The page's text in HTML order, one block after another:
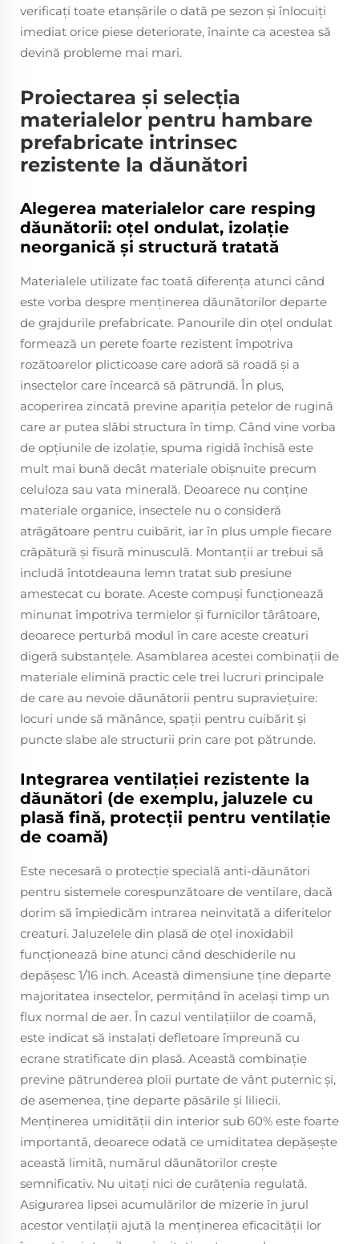
verificați toate etanșările o dată pe sezon și înlocuiți
imediat orice piese deteriorate, înainte ca acestea să
devină probleme mai mari.
Proiectarea și selecția
materialelor pentru hambare
prefabricate intrinsec
rezistente la dăunători
Alegerea materialelor care resping
dăunătorii: oțel ondulat, izolație
neorganică și structură tratată
Materialele utilizate fac toată diferența atunci când
este vorba despre menținerea dăunătorilor departe
de grajdurile prefabricate. Panourile din oțel ondulat
formează un perete foarte rezistent împotriva
rozătoarelor plicticoase care adoră să roadă și a
insectelor care încearcă să pătrundă. În plus,
acoperirea zincată previne apariția petelor de rugină
care ar putea slăbi structura în timp. Când vine vorba
de opțiunile de izolație, spuma rigidă închisă este
mult mai bună decât materiale obișnuite precum
celuloza sau vata minerală. Deoarece nu conține
materiale organice, insectele nu o consideră
atrăgătoare pentru cuibărit, iar în plus umple fiecare
crăpătură și fisură minusculă. Montanții ar trebui să
includă întotdeauna lemn tratat sub presiune
amestecat cu borate. Aceste compuși funcționează
minunat împotriva termielor și furnicilor târâtoare,
deoarece perturbă modul în care aceste creaturi
digeră substanțele. Asamblarea acestei combinații de
materiale elimină practic cele trei lucruri principale
de care au nevoie dăunătorii pentru supraviețuire:
locuri unde să mănânce, spații pentru cuibărit și
puncte slabe ale structurii prin care pot pătrunde.
Integrarea ventilației rezistente la
dăunători (de exemplu, jaluzele cu
plasă fină, protecții pentru ventilație
de coamă)
Este necesară o protecție specială anti-dăunători
pentru sistemele corespunzătoare de ventilare, dacă
dorim să împiedicăm intrarea neinvitată a diferitelor
creaturi. Jaluzelele din plasă de oțel inoxidabil
funcționează bine atunci când deschiderile nu
depășesc 1/16 inch. Această dimensiune ține departe
majoritatea insectelor, permițând în același timp un
flux normal de aer. În cazul ventilațiilor de coamă,
este indicat să instalați defletoare împreună cu
ecrane stratificate din plasă. Această combinație
previne pătrunderea ploii purtate de vânt puternic și,
de asemenea, ține departe păsările și liliecii.
Menținerea umidității din interior sub 60% este foarte
importantă, deoarece odată ce umiditatea depășește
această limită, numărul dăunătorilor crește
semnificativ. Nu uitați nici de curățenia regulată.
Asigurarea lipsei acumulărilor de mizerie în jurul
acestor ventilații ajută la menținerea eficacității lor